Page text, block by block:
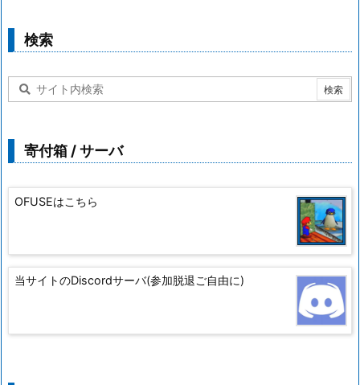
検索
寄付箱 / サーバ
OFUSEはこちら
当サイトのDiscordサーバ(参加脱退ご自由に)